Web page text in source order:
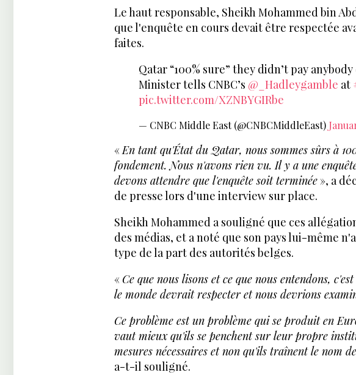
Le haut responsable, Sheikh Mohammed bin
que l'enquête en cours devait être respectée
faites.
Qatar “100% sure” they didn’t pay
Minister tells CNBC’s @_Hadleygamble at
pic.twitter.com/XZNBYGIRbe
— CNBC Middle East (@CNBCMiddleEast)
«En tant qu'État du Qatar, nous sommes sûrs à
fondement. Nous n'avons rien vu. Il y a une
devons attendre que l'enquête soit terminée », a
de presse lors d'une interview sur place.
Sheikh Mohammed a souligné que ces
des médias, et a noté que son pays lui-même
type de la part des autorités belges.
« Ce que nous lisons et ce que nous entendons,
le monde devrait respecter et nous devrions
Ce problème est un problème qui se produit en
vaut mieux qu'ils se penchent sur leur propre
mesures nécessaires et non qu'ils traînent le nom
a-t-il souligné.